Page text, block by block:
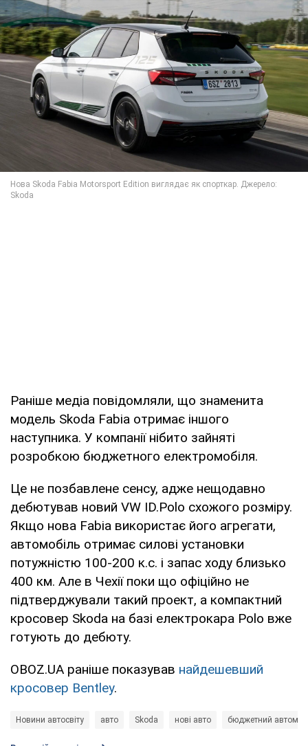
Раніше медіа повідомляли, що знаменита
модель Skoda Fabia отримає іншого
наступника. У компанії нібито зайняті
розробкою бюджетного електромобіля.
Це не позбавлене сенсу, адже нещодавно
дебютував новий VW ID.Polo схожого розміру.
Якщо нова Fabia використає його агрегати,
автомобіль отримає силові установки
потужністю 100-200 к.с. і запас ходу близько
400 км. Але в Чехії поки що офіційно не
підтверджували такий проект, а компактний
кросовер Skoda на базі електрокара Polo вже
готують до дебюту.
OBOZ.UA раніше показував найдешевший
кросовер Bentley.
Новини автосвіту авто Skoda нові авто бюджетний